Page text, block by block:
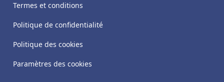
Termes et conditions
Politique de confidentialité
Politique des cookies
Paramètres des cookies